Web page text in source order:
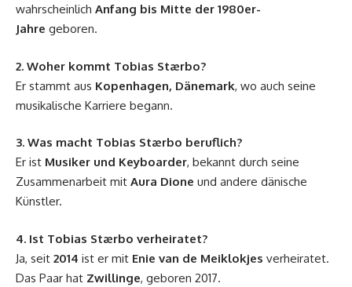
wahrscheinlich Anfang bis Mitte der 1980er-
Jahre geboren.
2. Woher kommt Tobias Stærbo?
Er stammt aus Kopenhagen, Dänemark, wo auch seine
musikalische Karriere begann.
3. Was macht Tobias Stærbo beruflich?
Er ist Musiker und Keyboarder, bekannt durch seine
Zusammenarbeit mit Aura Dione und andere dänische
Künstler.
4. Ist Tobias Stærbo verheiratet?
Ja, seit 2014 ist er mit Enie van de Meiklokjes verheiratet.
Das Paar hat Zwillinge, geboren 2017.